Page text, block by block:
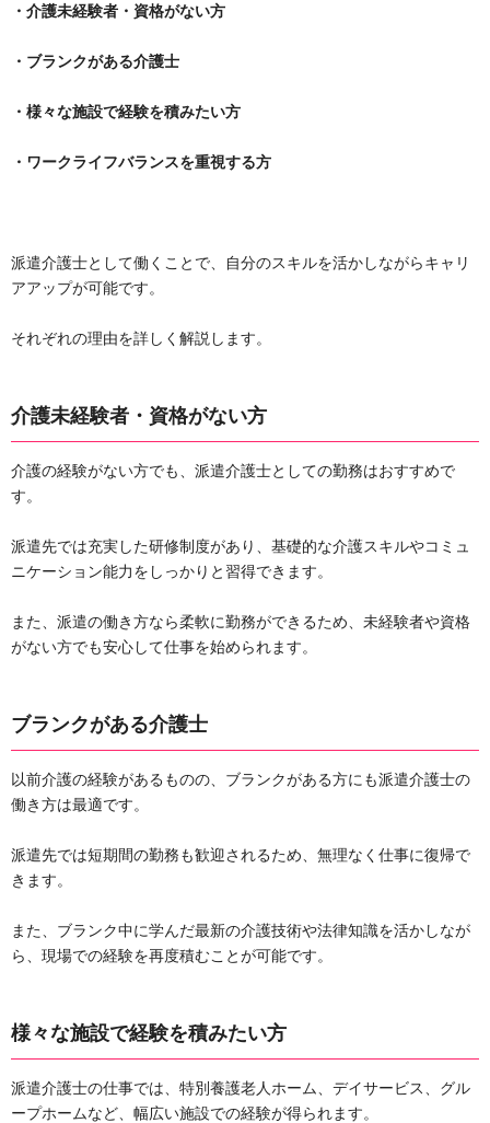
・介護未経験者・資格がない方
・ブランクがある介護士
・様々な施設で経験を積みたい方
・ワークライフバランスを重視する方
派遣介護士として働くことで、自分のスキルを活かしながらキャリ
アアップが可能です。
それぞれの理由を詳しく解説します。
介護未経験者・資格がない方
介護の経験がない方でも、派遣介護士としての勤務はおすすめで
す。
派遣先では充実した研修制度があり、基礎的な介護スキルやコミュ
ニケーション能力をしっかりと習得できます。
また、派遣の働き方なら柔軟に勤務ができるため、未経験者や資格
がない方でも安心して仕事を始められます。
ブランクがある介護士
以前介護の経験があるものの、ブランクがある方にも派遣介護士の
働き方は最適です。
派遣先では短期間の勤務も歓迎されるため、無理なく仕事に復帰で
きます。
また、ブランク中に学んだ最新の介護技術や法律知識を活かしなが
ら、現場での経験を再度積むことが可能です。
様々な施設で経験を積みたい方
派遣介護士の仕事では、特別養護老人ホーム、デイサービス、グル
ープホームなど、幅広い施設での経験が得られます。